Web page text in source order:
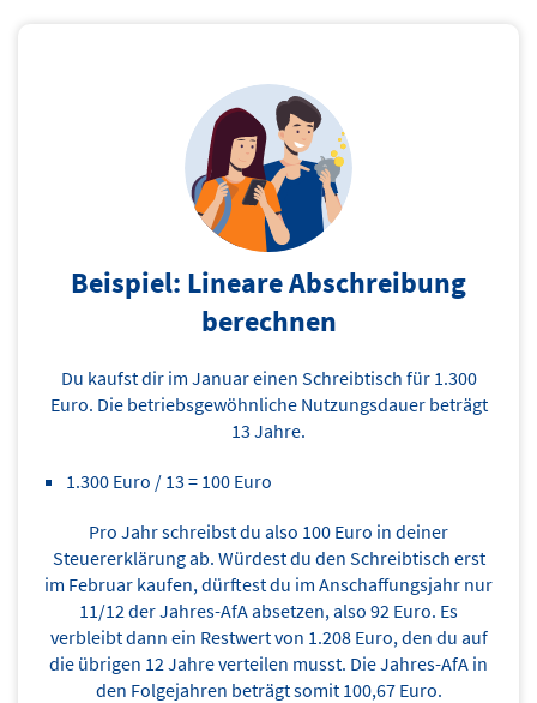
Beispiel: Lineare Abschreibung
berechnen
Du kaufst dir im Januar einen Schreibtisch für 1.300
Euro. Die betriebsgewöhnliche Nutzungsdauer beträgt
13 Jahre.
1.300 Euro / 13 = 100 Euro
Pro Jahr schreibst du also 100 Euro in deiner
Steuererklärung ab. Würdest du den Schreibtisch erst
im Februar kaufen, dürftest du im Anschaffungsjahr nur
11/12 der Jahres-AfA absetzen, also 92 Euro. Es
verbleibt dann ein Restwert von 1.208 Euro, den du auf
die übrigen 12 Jahre verteilen musst. Die Jahres-AfA in
den Folgejahren beträgt somit 100,67 Euro.